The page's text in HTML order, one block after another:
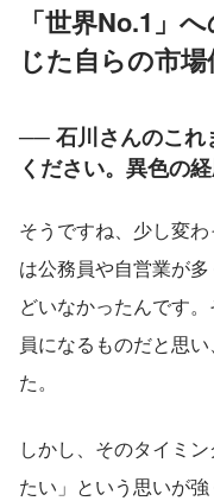
「世界No.1」
じた自らの市
── 石川さんのこれ
ください。異色の
そうですね、少し変
は公務員や自営業が
どいなかったんです
員になるものだと思
た。
しかし、そのタイミ
たい」という思いが